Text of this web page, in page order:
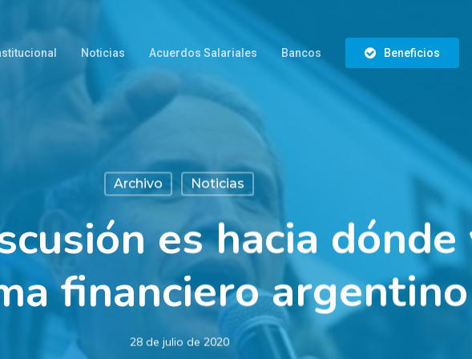
Noticias Acuerdos Salariales Bancos Beneficios
Archivo Noticias
es hacia dónde
financiero argentino
28 de julio de 2020